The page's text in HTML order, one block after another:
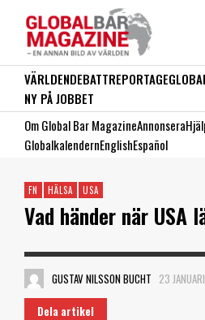
VÄRLDENDEBATTREPORTAGE
NY PÅ JOBBET
Om Global Bar MagazineAnnonsera
GlobalkalendernEnglishEspañol
FN HÄLSA USA
Vad händer när USA
GUSTAV NILSSON BUCHT 23
Dela artikel